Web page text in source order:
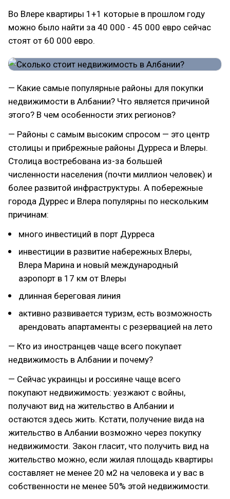
Во Влере квартиры 1+1 которые в прошлом году
можно было найти за 40 000 - 45 000 евро сейчас
стоят от 60 000 евро.
— Какие самые популярные районы для покупки
недвижимости в Албании? Что является причиной
этого? В чем особенности этих регионов?
— Районы с самым высоким спросом — это центр
столицы и прибрежные районы Дурреса и Влеры.
Столица востребована из-за большей
численности населения (почти миллион человек) и
более развитой инфраструктуры. А побережные
города Дуррес и Влера популярны по нескольким
причинам:
много инвестиций в порт Дурреса
инвестиции в развитие набережных Влеры,
Влера Марина и новый международный
аэропорт в 17 км от Влеры
длинная береговая линия
активно развивается туризм, есть возможность
арендовать апартаменты с резервацией на лето
— Кто из иностранцев чаще всего покупает
недвижимость в Албании и почему?
— Сейчас украинцы и россияне чаще всего
покупают недвижимость: уезжают с войны,
получают вид на жительство в Албании и
остаются здесь жить. Кстати, получение вида на
жительство в Албании возможно через покупку
недвижимости. Закон гласит, что получить вид на
жительство можно, если жилая площадь квартиры
составляет не менее 20 м2 на человека и у вас в
собственности не менее 50% этой недвижимости.